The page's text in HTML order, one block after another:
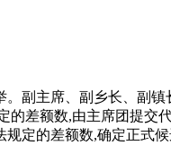
副主席、副乡长、副
差额数,由主席团提交
定的差额数,确定正式候